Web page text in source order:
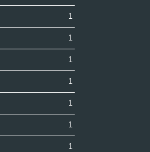
1
1
1
1
1
1
1